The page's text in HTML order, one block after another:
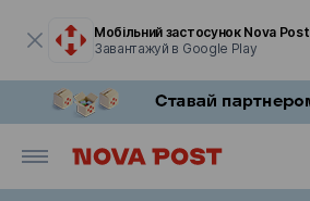
Мобільний застосунок Nova Post
Завантажуй в Google Play